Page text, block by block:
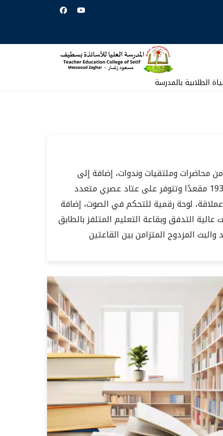
الطلابية بالمدرسة
محاضرات وملتقيات وندوات، إضافة إلى
النشاطات الرسمية التي تنظمها المدرسة. تتسع القاعة لـ 193 مقعدًا وتتوفر على عتاد عصري متعدد
لوحة رقمية للتحكم في الصوت، إضافة
التدفق وبقاعة التعليم المتلفز بالطابق